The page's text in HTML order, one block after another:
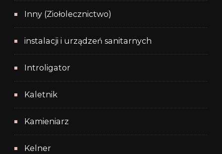
Inny (Ziołolecznictwo)
instalacji i urządzeń sanitarnych
Introligator
Kaletnik
Kamieniarz
Kelner